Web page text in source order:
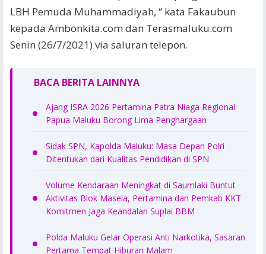
LBH Pemuda Muhammadiyah, ‘’ kata Fakaubun
kepada Ambonkita.com dan Terasmaluku.com
Senin (26/7/2021) via saluran telepon.
BACA BERITA LAINNYA
Ajang ISRA 2026 Pertamina Patra Niaga Regional
Papua Maluku Borong Lima Penghargaan
Sidak SPN, Kapolda Maluku: Masa Depan Polri
Ditentukan dari Kualitas Pendidikan di SPN
Volume Kendaraan Meningkat di Saumlaki Buntut
Aktivitas Blok Masela, Pertamina dan Pemkab KKT
Komitmen Jaga Keandalan Suplai BBM
Polda Maluku Gelar Operasi Anti Narkotika, Sasaran
Pertama Tempat Hiburan Malam